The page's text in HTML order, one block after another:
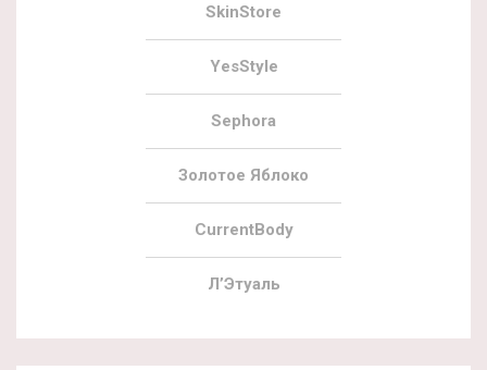
SkinStore
YesStyle
Sephora
Золотое Яблоко
CurrentBody
Л’Этуаль